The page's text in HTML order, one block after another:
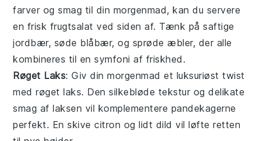
farver ogsmag til din morgenmad, kan du servere
en frisk frugtsalat ved siden af. Tænk påsaftige
jordbær, søde blåbær, og sprøde æbler, der alle
kombineres til ensymfoni af friskhed .
Røget Laks: Giv din morgenmad et luksuriøst twist
med røget laks. Densilkebløde tekstur ogdelikate
smag af laksen vil komplementere pandekagerne
perfekt. Enskive citron og lidt dild vil løfte retten